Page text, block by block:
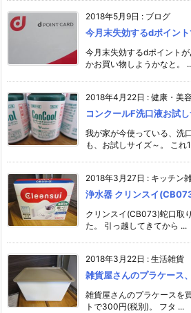
2018年5月9日 : ブログ
今月末失効するdポイン
今月末失効するdポイント
かお買い物しようかなと。
2018年4月22日 : 健康・美
コンクールF洗口液お試
我が家が今使っている、洗
も、お試しサイズ～。 これ
2018年3月27日 : キッチン
浄水器 クリンスイ
クリンスイ(CB073)蛇口取
た。 引っ越してきてから ...
2018年3月22日 : 生活雑貨
雑貨屋さんのプラケース
雑貨屋さんのプラケースを
トで300円(税別)。 フタ ...